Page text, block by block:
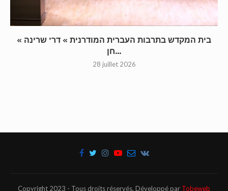
« בית המקדש בתרבות העברית המודרנית » דר’ שרינה
חן...
28 juillet 2026
Copyright 2023 - Tous droits réservés. Développé par Tobeweb